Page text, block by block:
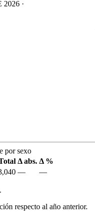
·
por sexo
Δ abs. Δ %
— —
respecto al año anterior.